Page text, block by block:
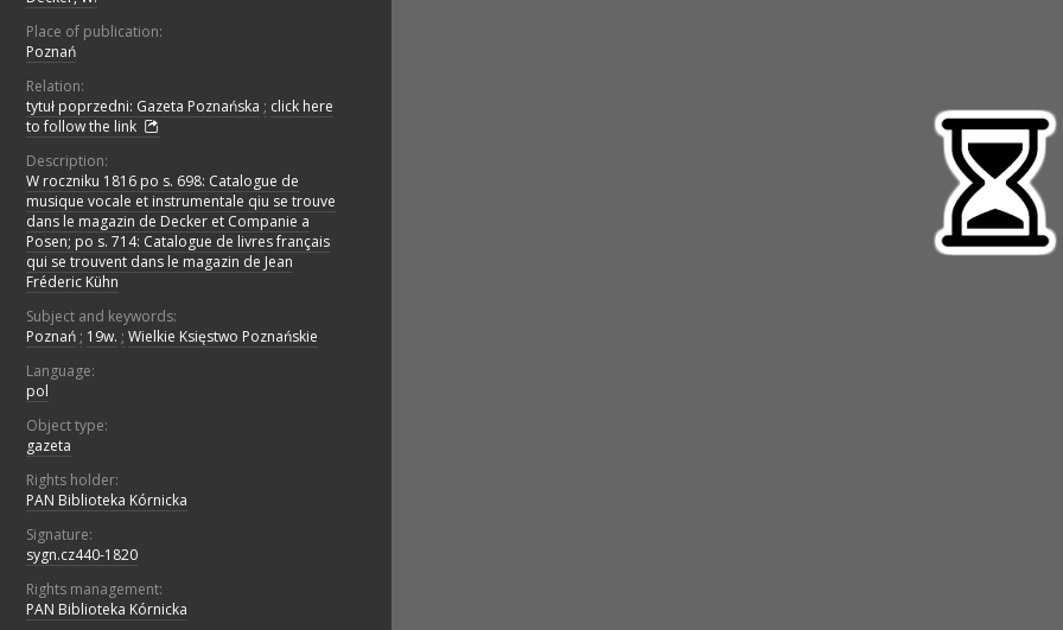
Place of publication:
Poznań
Relation:
tytuł poprzedni: Gazeta Poznańska ; click here
to follow the link
Description:
W roczniku 1816 po s. 698: Catalogue de
musique vocale et instrumentale qiu se trouve
dans le magazin de Decker et Companie a
Posen; po s. 714: Catalogue de livres français
qui se trouvent dans le magazin de Jean
Fréderic Kühn
Subject and keywords:
Poznań ; 19w. ; Wielkie Księstwo Poznańskie
Language:
pol
Object type:
gazeta
Rights holder:
PAN Biblioteka Kórnicka
Signature:
sygn.cz440-1820
Rights management:
PAN Biblioteka Kórnicka